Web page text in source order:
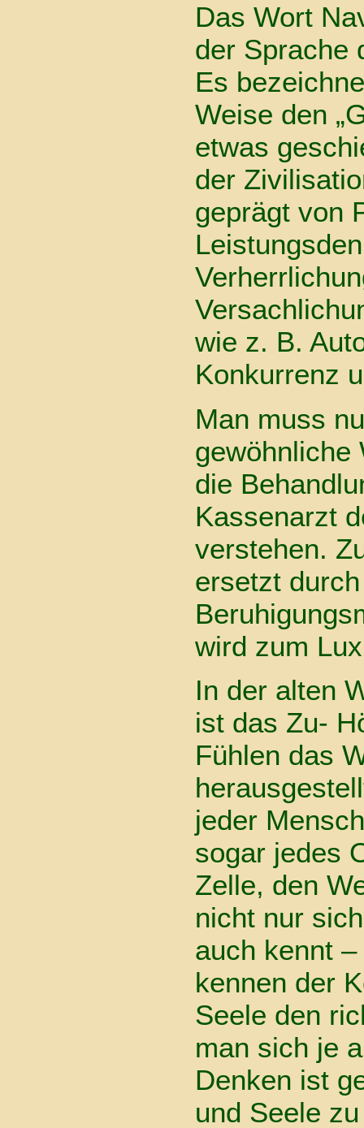
Das Wort
der Sprache
Es
Weise den
etwas
der
geprägt von
wie z. B.
Konkurrenz
Man muss
gewöhnliche
die
Kassenarzt
verstehen.
ersetzt durch
wird zum
In der alten
ist das Zu-
Fühlen das
jeder
sogar jedes
Zelle, den
nicht nur
auch kennt
kennen der
Seele den
man sich je
Denken ist
und Seele